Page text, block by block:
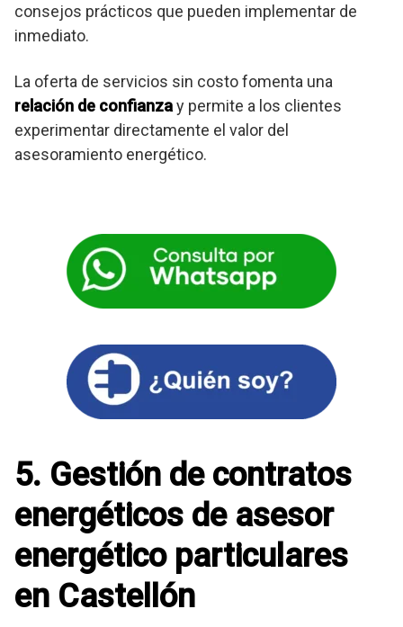
consejos prácticos que pueden implementar de
inmediato.
La oferta de servicios sin costo fomenta una
relación de confianzay permite a los clientes
experimentar directamente el valor del
asesoramiento energético.
5. Gestión de contratos
energéticos de asesor
energético particulares
en Castellón